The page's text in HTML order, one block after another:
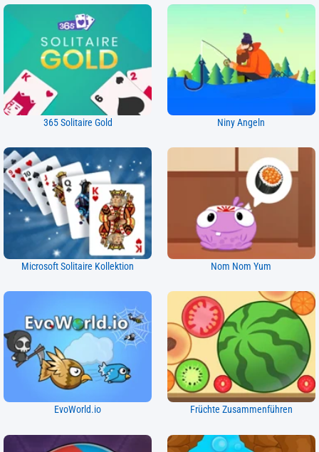
365 Solitaire Gold Niny Angeln
Microsoft Solitaire Kollektion Nom Nom Yum
EvoWorld.io Früchte Zusammenführen